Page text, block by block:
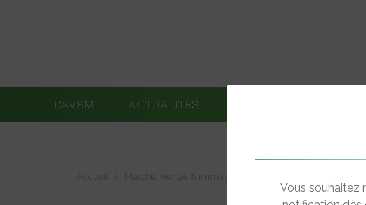
L’AVEM ACTUALITÉS
Vous souhaitez